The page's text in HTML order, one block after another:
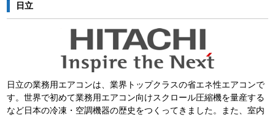
日立
日立の業務用エアコンは、業界トップクラスの省エネ性エアコンで
す。世界で初めて業務用エアコン向けスクロール圧縮機を量産する
など日本の冷凍・空調機器の歴史をつくってきました。また、室内